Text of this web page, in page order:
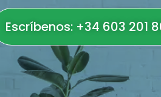
Escríbenos: +34 603 201